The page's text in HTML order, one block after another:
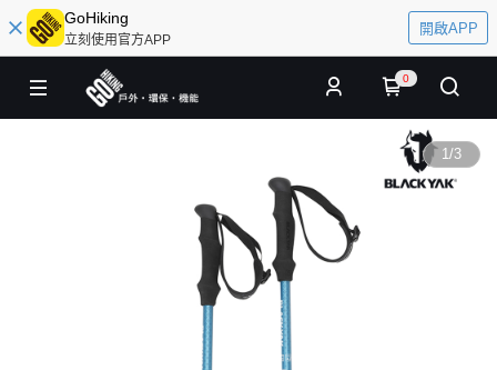
GoHiking
立刻使用官方APP
開啟APP
0
1/3